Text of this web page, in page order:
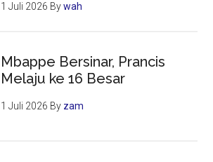
1 Juli 2026 Bywah
Mbappe Bersinar, Prancis
Melaju ke 16 Besar
1 Juli 2026 By zam